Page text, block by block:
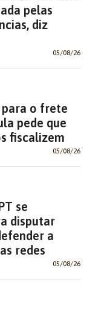
pelas
diz
05/08/26
o frete
pede que
fiscalizem
05/08/26
se
disputar
a
redes
05/08/26